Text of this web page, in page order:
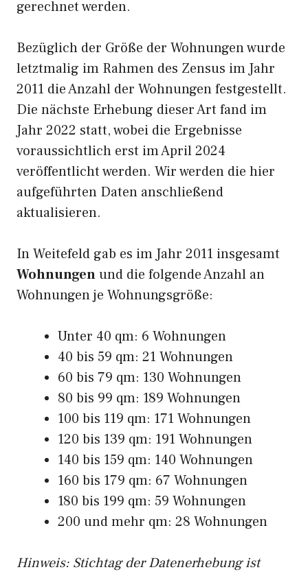
gerechnet werden.
Bezüglich der Größe der Wohnungen wurde
letztmalig im Rahmen des Zensus im Jahr
2011 die Anzahl der Wohnungen festgestellt.
Die nächste Erhebung dieser Art fand im
Jahr 2022 statt, wobei die Ergebnisse
voraussichtlich erst im April 2024
veröffentlicht werden. Wir werden die hier
aufgeführten Daten anschließend
aktualisieren.
In Weitefeld gab es im Jahr 2011 insgesamt
Wohnungenund die folgende Anzahl an
Wohnungen je Wohnungsgröße:
Unter 40 qm: 6 Wohnungen
40 bis 59 qm: 21 Wohnungen
60 bis 79 qm: 130 Wohnungen
80 bis 99 qm: 189 Wohnungen
100 bis 119 qm: 171 Wohnungen
120 bis 139 qm: 191 Wohnungen
140 bis 159 qm: 140 Wohnungen
160 bis 179 qm: 67 Wohnungen
180 bis 199 qm: 59 Wohnungen
200 und mehr qm: 28 Wohnungen
Hinweis: Stichtag der Datenerhebung ist